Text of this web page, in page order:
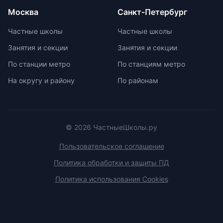
Москва
Частные школы
Занятия и секции
По станции метро
На округу и району
Санкт-Петербург
Частные школы
Занятия и секции
По станциям метро
По районам
© 2026 ЧастныеШколы.ру
Пользовательское соглашение
Политика обработки и защиты ПД
Политика использования Cookies